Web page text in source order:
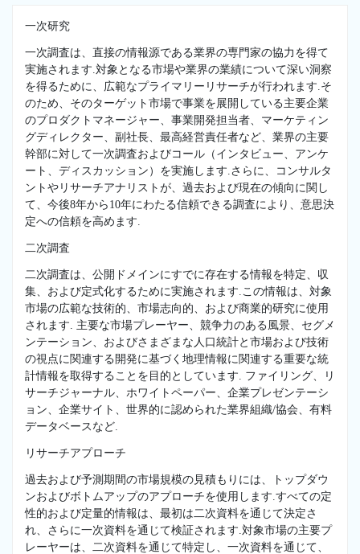
一次研究
一次調査は、直接の情報源である業界の専門家の協力を得て
実施されます.対象となる市場や業界の業績について深い洞察
を得るために、広範なプライマリーリサーチが行われます.そ
のため、そのターゲット市場で事業を展開している主要企業
のプロダクトマネージャー、事業開発担当者、マーケティン
グディレクター、副社長、最高経営責任者など、業界の主要
幹部に対して一次調査およびコール（インタビュー、アンケ
ート、ディスカッション）を実施します.さらに、コンサルタ
ントやリサーチアナリストが、過去および現在の傾向に関し
て、今後8年から10年にわたる信頼できる調査により、意思決
定への信頼を高めます.
二次調査
二次調査は、公開ドメインにすでに存在する情報を特定、収
集、および定式化するために実施されます.この情報は、対象
市場の広範な技術的、市場志向的、および商業的研究に使用
されます. 主要な市場プレーヤー、競争力のある風景、セグメ
ンテーション、およびさまざまな人口統計と市場および技術
の視点に関連する開発に基づく地理情報に関連する重要な統
計情報を取得することを目的としています. ファイリング、リ
サーチジャーナル、ホワイトペーパー、企業プレゼンテーシ
ョン、企業サイト、世界的に認められた業界組織/協会、有料
データベースなど.
リサーチアプローチ
過去および予測期間の市場規模の見積もりには、トップダウ
ンおよびボトムアップのアプローチを使用します.すべての定
性的および定量的情報は、最初は二次資料を通じて決定さ
れ、さらに一次資料を通じて検証されます.対象市場の主要プ
レーヤーは、二次資料を通じて特定し、一次資料を通じて、